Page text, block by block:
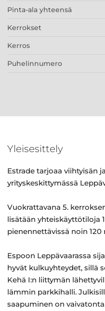
Pinta-ala yhteensä
Kerrokset
Kerros
Puhelinnumero
Yleisesittely
Estrade tarjoaa viihtyisän
yrityskeskittymässä
Vuokrattavana 5.
lisätään yhteiskäyttötiloja
pienennettävissä noin 120
Espoon Leppävaarassa
hyvät kulkuyhteydet, sillä
Kehä I:n liittymän
lämmin parkkihalli.
saapuminen on